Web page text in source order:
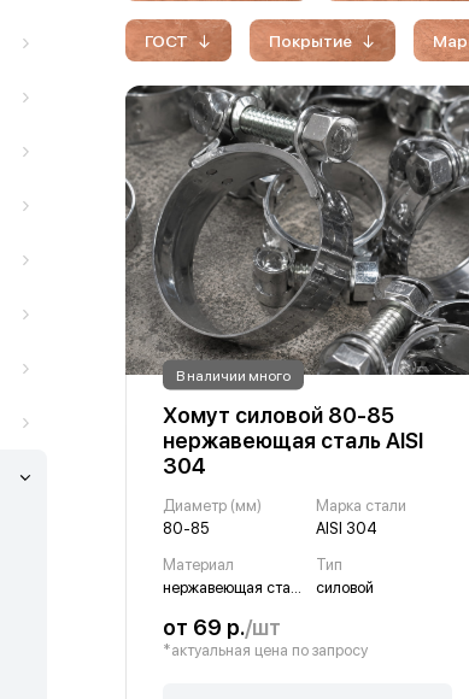
ГОСТ Покрытие
В наличии много
Хомут силовой 80-85
нержавеющая сталь AISI
304
Диаметр (мм)
80-85
Марка стали
AISI 304
Материал
нержавеющая сталь
Тип
силовой
от 69 р./шт
*актуальная цена по запросу